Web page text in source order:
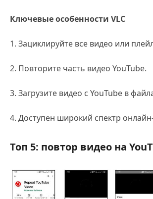
Ключевые особенности VLC
1. Зациклируйте все видео или
2. Повторите часть видео YouTube.
3. Загрузите видео с YouTube в
4. Доступен широкий спектр
Топ 5: повтор видео на